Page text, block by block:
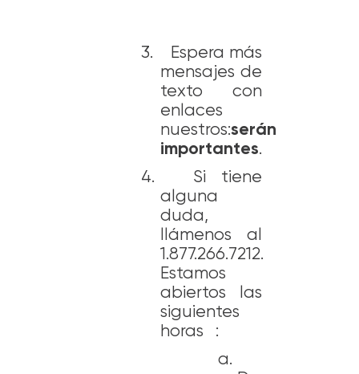
3.
Espera más
mensajes de
texto con
enlaces
nuestros:serán
importantes.
4.
Si tiene
alguna
duda,
llámenos al
1.877.266.7212.
Estamos
abiertos las
siguientes
horas :
a.